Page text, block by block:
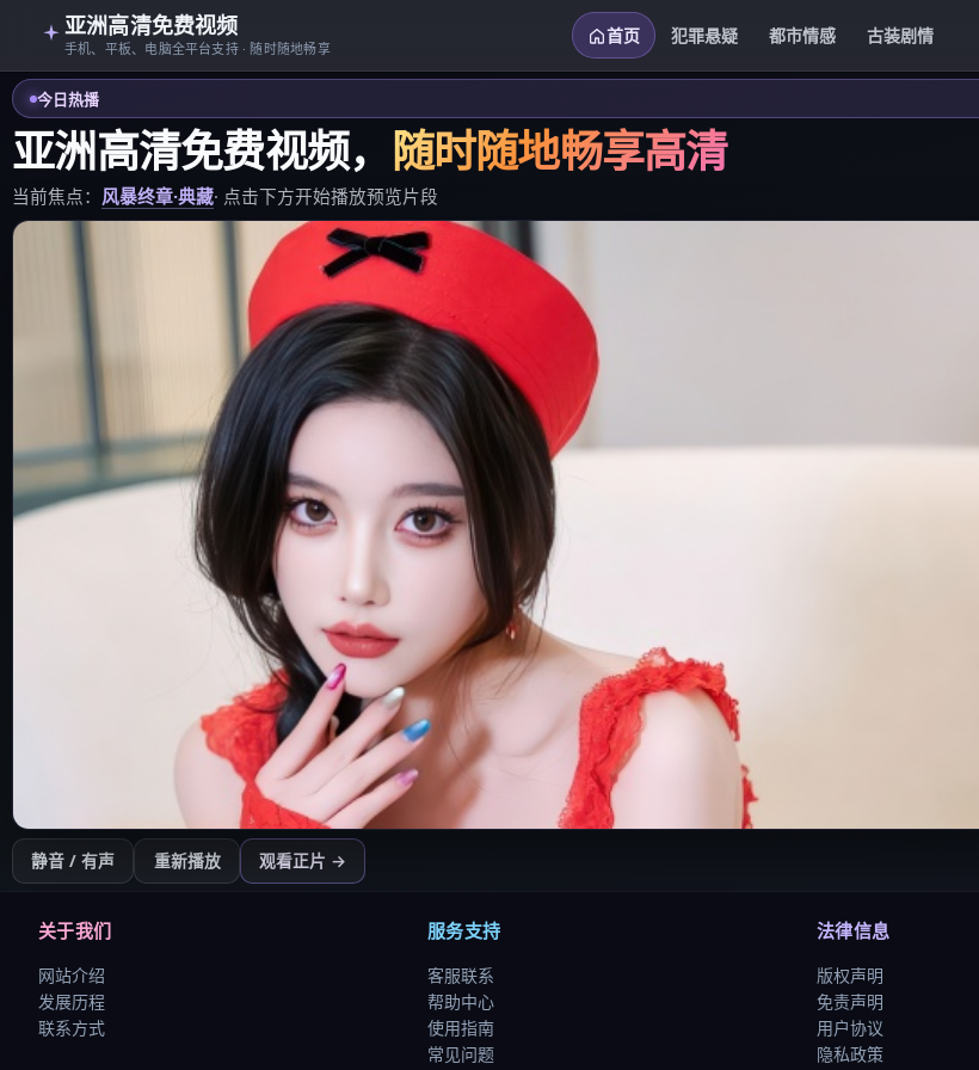
亚洲高清免费视频
手机、平板、电脑全平台支持 · 随时随地畅享
首页 犯罪悬疑 都市情感 古装剧情
今日热播
亚洲高清免费视频， 随时随地畅享高清
当前焦点： 风暴终章·典藏· 点击下方开始播放预览片段
开始播放
静音 / 有声 重新播放 观看正片 →
关于我们
网站介绍
发展历程
联系方式
服务支持
客服联系
帮助中心
使用指南
常见问题
法律信息
版权声明
免责声明
用户协议
隐私政策